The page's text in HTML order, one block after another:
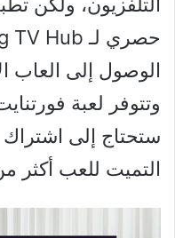
الوصول إلى العاب
وتتوفر لعبة
ستحتاج إلى
التميت للعب أكثر من 100 لعبة